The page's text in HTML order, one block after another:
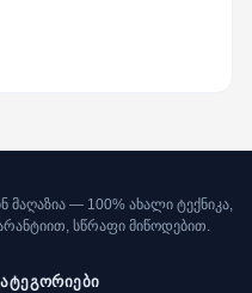
მაღაზია — 100% ახალი ტექნიკა,
სწრაფი მიწოდებით.